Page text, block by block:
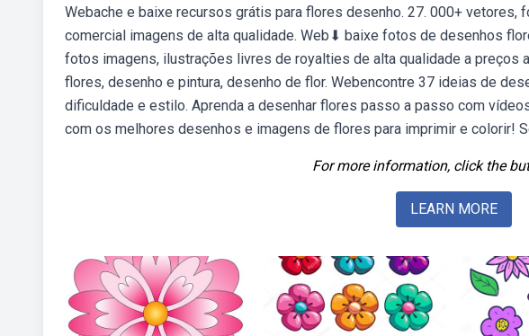
Webache e baixe recursos grátis para flores desenho. 27. 000+ vetores,
comercial imagens de alta qualidade. Web⬇ baixe fotos de desenhos
fotos imagens, ilustrações livres de royalties de alta qualidade a
flores, desenho e pintura, desenho de flor. Webencontre 37 ideias de
dificuldade e estilo. Aprenda a desenhar flores passo a passo com
com os melhores desenhos e imagens de flores para imprimir e colorir!
For more information, click the
LEARN MORE